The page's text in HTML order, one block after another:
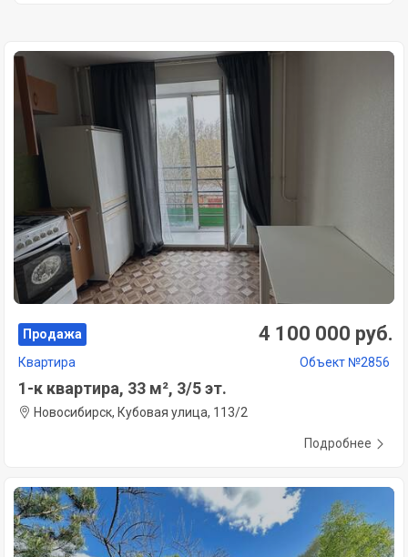
Продажа 4 100 000 руб.
Квартира Объект №2856
1-к квартира, 33 м², 3/5 эт.
Новосибирск, Кубовая улица, 113/2
Подробнее